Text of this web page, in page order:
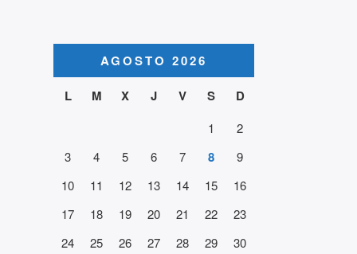
AGOSTO 2026
L
M X J V S D
1
2
3
4 5 6 7 8
9
10
11 12 13 14 15
16
17
18 19 20 21 22
23
24
25 26 27 28 29
30